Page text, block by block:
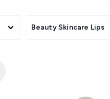
Beauty Skincare Lips